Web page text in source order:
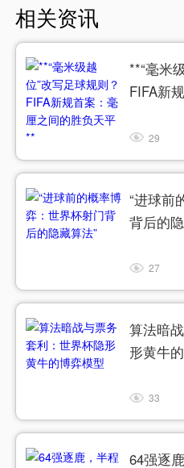
相关资讯
**“毫米
FIFA新
29
“进球前
背后的
27
算法暗
形黄牛
33
64强逐